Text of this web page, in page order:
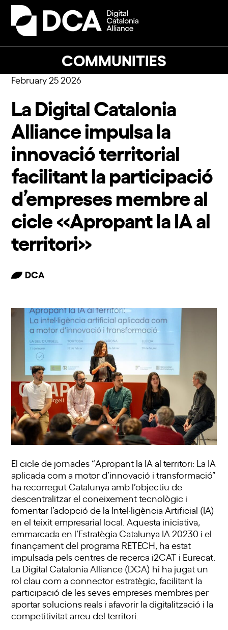
Skip
content
COMMUNITIES
Open
mobile
Close
mobile
February 25 2026
La Digital Catalonia
Alliance impulsa la
innovació territorial
facilitant la participació
d’empreses membre al
cicle «Apropant la IA al
territori»
DCA
El cicle de jornades “Apropant la IA al territori: La IA
aplicada com a motor d’innovació i transformació”
ha recorregut Catalunya amb l’objectiu de
descentralitzar el coneixement tecnològic i
fomentar l’adopció de la Intel·ligència Artificial (IA)
en el teixit empresarial local. Aquesta iniciativa,
emmarcada en l’Estratègia Catalunya IA 20230 i el
finançament del programa RETECH, ha estat
impulsada pels centres de recerca i2CAT i Eurecat.
La Digital Catalonia Alliance (DCA) hi ha jugat un
rol clau com a connector estratègic, facilitant la
participació de les seves empreses membres per
aportar solucions reals i afavorir la digitalització i la
competitivitat arreu del territori.